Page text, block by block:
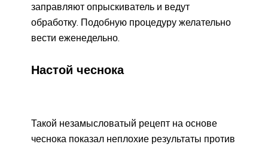
заправляют опрыскиватель и ведут
обработку. Подобную процедуру желательно
вести еженедельно.
Настой чеснока
Такой незамысловатый рецепт на основе
чеснока показал неплохие результаты против